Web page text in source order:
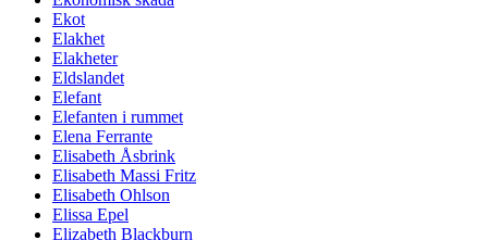
Ekot
Elakhet
Elakheter
Eldslandet
Elefant
Elefanten i rummet
Elena Ferrante
Elisabeth Åsbrink
Elisabeth Massi Fritz
Elisabeth Ohlson
Elissa Epel
Elizabeth Blackburn